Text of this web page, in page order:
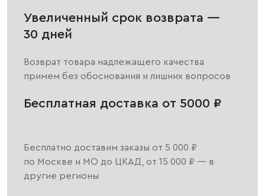
Увеличенный срок возврата —
30 дней
Возврат товара надлежащего качества
примем без обоснования и лишних вопросов
Бесплатная доставка от 5000 ₽
Бесплатно доставим заказы от 5 000 ₽
по Москве и МО до ЦКАД, от 15 000 ₽ — в
другие регионы